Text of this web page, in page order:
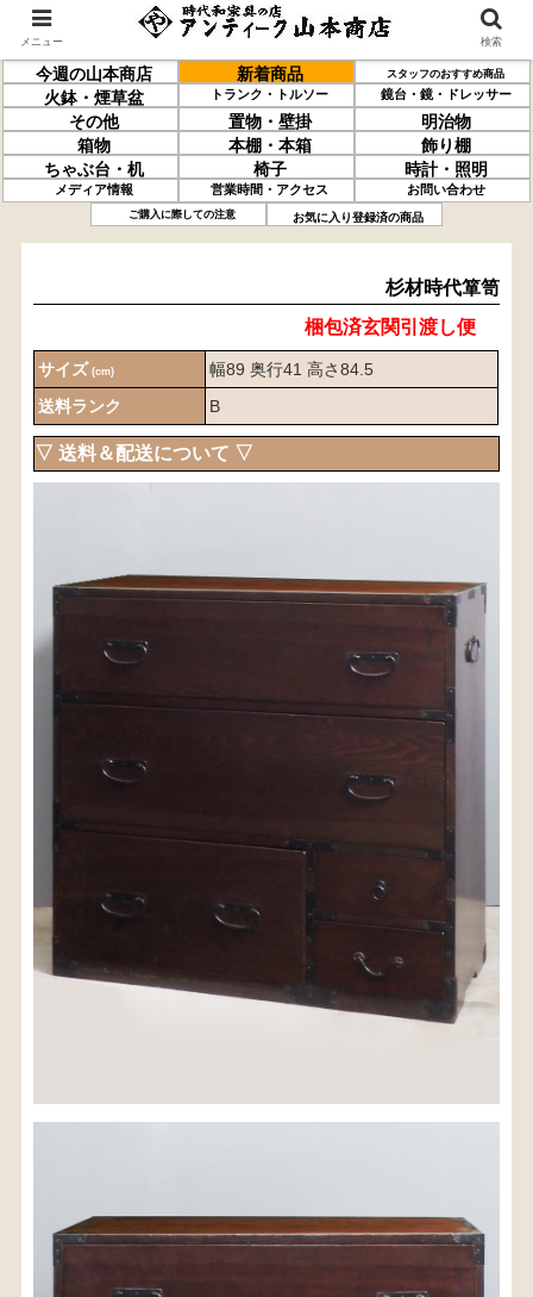
今週の山本商店 新着商品 スタッフのおすすめ商品
火鉢・煙草盆 トランク・トルソー 鏡台・鏡・ドレッサー
その他 置物・壁掛
明治物
箱物
本棚・本箱
飾り棚
ちゃぶ台・机
椅子 時計・照明
メディア情報 営業時間・アクセス お問い合わせ
ご購入に際しての注意 お気に入り登録済の商品
時代箪笥
杉材時代箪笥
梱包済玄関引渡し便
サイズ (cm)
幅89 奥行41 高さ84.5
送料ランク
B
▽ 送料＆配送について ▽
・商品代金に送料は含まれておりません。
・送料は、商品のサイズ・発送先地域によって異なり
・ご購入手続きを進める途中で「宅急便」を選択いた
だくと、自動的に送料が加算されます。
【送料を確認する】
お届け先、送料ランクを選択する事で送料が表
メニュー 検索